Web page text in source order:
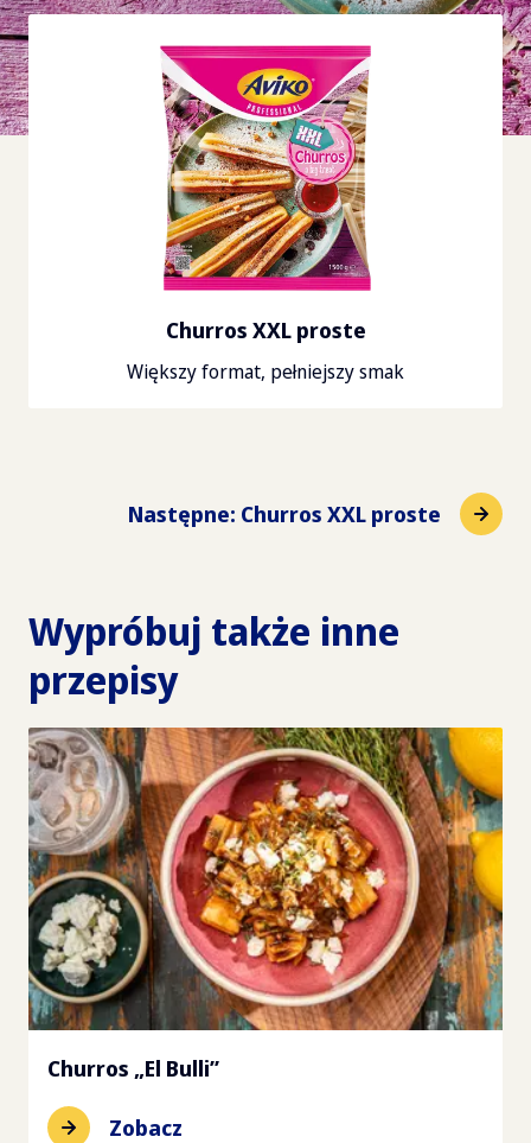
Następne: Churros XXL proste
Churros XXL proste
Większy format, pełniejszy smak
Wypróbuj także inne
przepisy
Churros „El Bulli”
Zobacz